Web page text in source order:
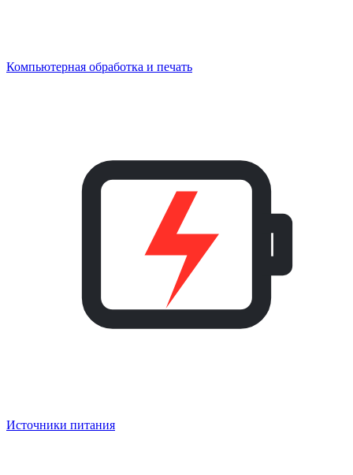
Компьютерная обработка и печать
Источники питания